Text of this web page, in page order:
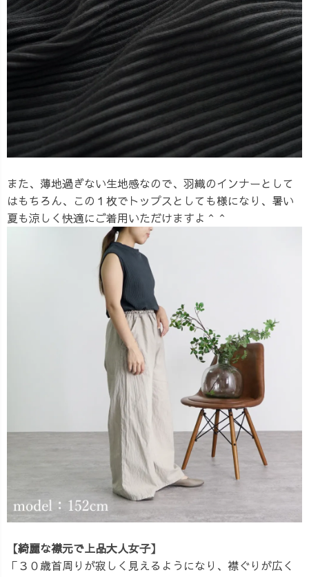
また、薄地過ぎない生地感なので、羽織のインナーとして
はもちろん、この１枚でトップスとしても様になり、暑い
夏も涼しく快適にご着用いただけますよ＾＾
【綺麗な襟元で上品大人女子】
「３０歳首周りが寂しく見えるようになり、襟ぐりが広く